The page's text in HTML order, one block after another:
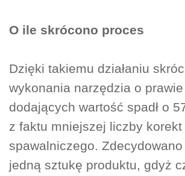
O ile skrócono proces
Dzięki takiemu działaniu
wykonania narzędzia o
dodających wartość spadł o
z faktu mniejszej liczby
spawalniczego.
jedną sztukę produktu, gdyż